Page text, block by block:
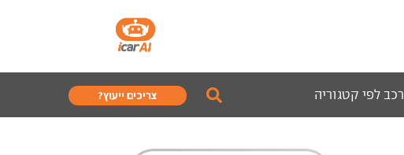
רכב לפי קטגוריה צריכים ייעוץ?